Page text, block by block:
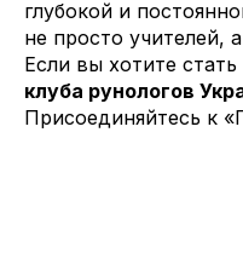
глубокой и
не просто учителей,
Если вы хотите
клуба рунологов
Присоединяйтесь к